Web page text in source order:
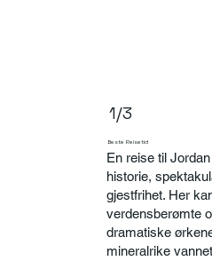
1/3
En reise til
historie,
gjestfrihet. Her
verdensberømte
dramatiske
mineralrike
Beste Reisetid